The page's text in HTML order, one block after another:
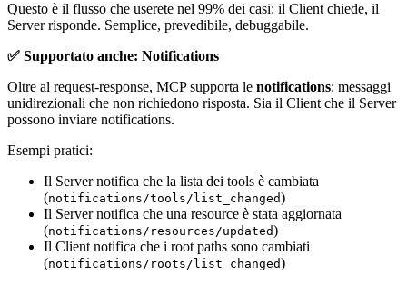
Questo è il flusso che userete nel 99% dei casi: il Client chiede, il
Server risponde. Semplice, prevedibile, debuggabile.
✅ Supportato anche: Notifications
Oltre al request-response, MCP supporta le notifications: messaggi
unidirezionali che non richiedono risposta. Sia il Client che il Server
possono inviare notifications.
Esempi pratici:
Il Server notifica che la lista dei tools è cambiata
(notifications/tools/list_changed)
Il Server notifica che una resource è stata aggiornata
(notifications/resources/updated)
Il Client notifica che i root paths sono cambiati
(notifications/roots/list_changed)